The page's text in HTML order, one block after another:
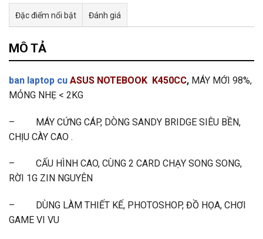
Đặc điểm nổi bật Đánh giá
Tư vấn & bán hàng qua Facebook
MÔ TẢ
ban laptop cu ASUS NOTEBOOK K450CC, MÁY MỚI 98%,
MỎNG NHẸ < 2KG
– MÁY CỨNG CÁP, DÒNG SANDY BRIDGE SIÊU BỀN,
CHỊU CÀY CAO .
– CẤU HÌNH CAO, CÙNG 2 CARD CHẠY SONG SONG,
RỜI 1G ZIN NGUYÊN
– DÙNG LÀM THIẾT KẾ, PHOTOSHOP, ĐỒ HỌA, CHƠI
GAME VI VU